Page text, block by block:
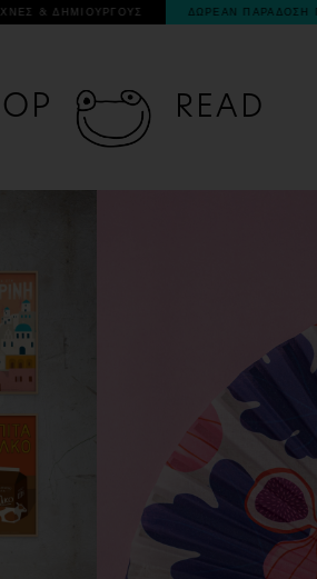
ΓΙΑ ΠΑΡΑΓΓΕΛΙΕΣ ΑΝΩ ΤΩΝ 60€
READ